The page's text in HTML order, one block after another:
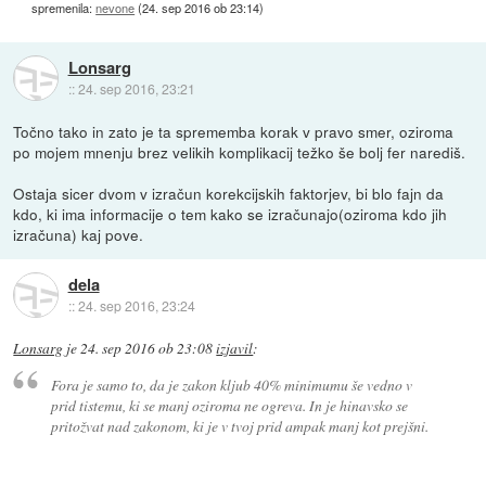
spremenila:nevone(24. sep 2016 ob 23:14)
Lonsarg
::24. sep 2016, 23:21
Točno tako in zato je ta sprememba korak v pravo smer, oziroma
po mojem mnenju brez velikih komplikacij težko še bolj fer narediš.
Ostaja sicer dvom v izračun korekcijskih faktorjev, bi blo fajn da
kdo, ki ima informacije o tem kako se izračunajo(oziroma kdo jih
izračuna) kaj pove.
dela
::24. sep 2016, 23:24
Lonsarg je24. sep 2016 ob 23:08izjavil:
Fora je samo to, da je zakon kljub 40% minimumu še vedno v
prid tistemu, ki se manj oziroma ne ogreva. In je hinavsko se
pritožvat nad zakonom, ki je v tvoj prid ampak manj kot prejšni.